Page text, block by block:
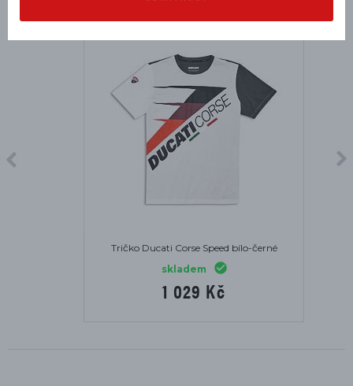
Tričko Ducati Corse Speed bílo-černé
skladem
1 029 Kč